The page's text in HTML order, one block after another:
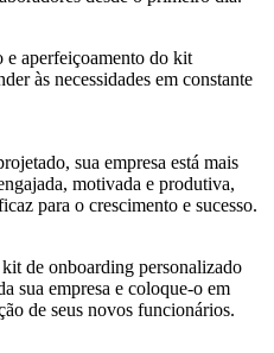
e aperfeiçoamento do kit
às necessidades em constante
sua empresa está mais
motivada e produtiva,
para o crescimento e sucesso.
de onboarding personalizado
sua empresa e coloque-o em
de seus novos funcionários.